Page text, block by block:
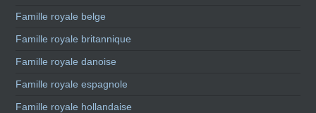
Famille royale belge
Famille royale britannique
Famille royale danoise
Famille royale espagnole
Famille royale hollandaise